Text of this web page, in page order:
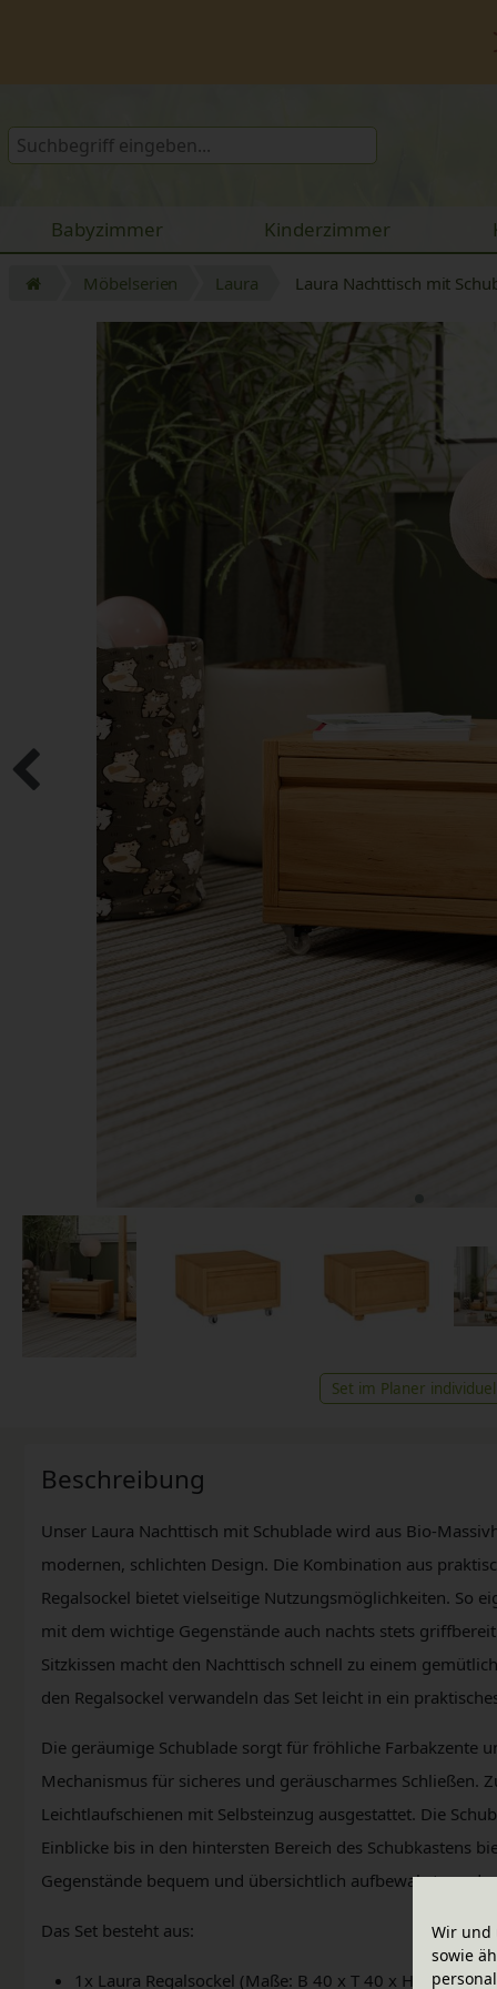
Babyzimmer Kinderzimmer
Möbelserien Laura Laura Nachttisch mit
Set im Planer
Beschreibung
Unser Laura Nachttisch mit Schublade wird aus Bio-
modernen, schlichten Design. Die Kombination aus
Regalsockel bietet vielseitige Nutzungsmöglichkeiten. So
mit dem wichtige Gegenstände auch nachts stets
Sitzkissen macht den Nachttisch schnell zu einem
den Regalsockel verwandeln das Set leicht in ein
Die geräumige Schublade sorgt für fröhliche Farbakzente
Mechanismus für sicheres und geräuscharmes Schließen.
Leichtlaufschienen mit Selbsteinzug ausgestattet. Die
Einblicke bis in den hintersten Bereich des Schubkastens
Gegenstände bequem und übersichtlich aufbewahrt
Das Set besteht aus:
1x Laura Regalsockel (Maße: B 40 x T 40 x H Füße 6 /
Wir und
sowie